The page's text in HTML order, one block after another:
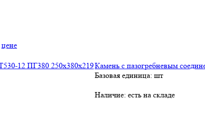
цене
Камень с пазогребневым
Базовая единица: шт
Наличие: есть на складе